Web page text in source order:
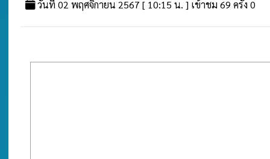
วันที่ 02 พฤศจิกายน 2567 [ 10:15 น. ] เข้าชม 69 ครั้ง 0